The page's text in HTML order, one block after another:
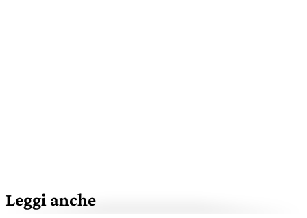
Leggi anche